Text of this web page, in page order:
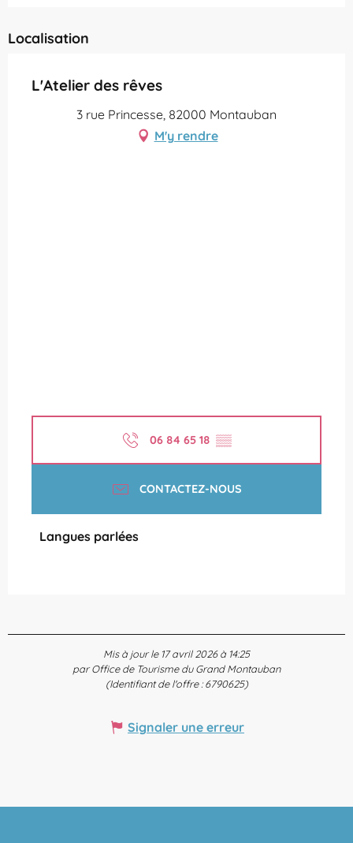
Localisation
L'Atelier des rêves
3 rue Princesse, 82000 Montauban
M'y rendre
06 84 65 18 ▒▒
CONTACTEZ-NOUS
Langues parlées
Langues parlées
Mis à jour le 17 avril 2026 à 14:25
par Office de Tourisme du Grand Montauban
(Identifiant de l'offre :6790625)
Signaler une erreur